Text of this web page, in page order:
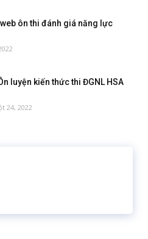
ôn thi đánh giá năng lực
luyện kiến thức thi ĐGNL HSA
24, 2022